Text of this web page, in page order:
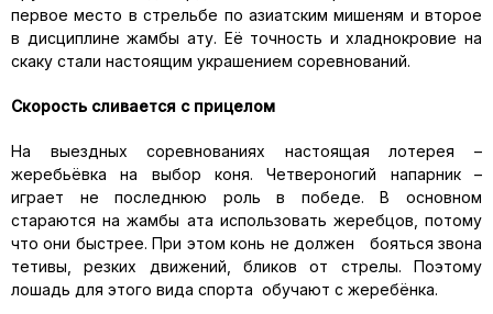
первое место в стрельбе по азиатским мишеням и второе
в дисциплинежамбы ату. Её точность и хладнокровие на
скаку стали настоящим украшением соревнований.
Скорость сливается с прицелом
На выездных соревнованиях настоящая лотерея –
жеребьёвка на выбор коня. Четвероногий напарник –
играет не последнюю роль в победе. В основном
стараются нажамбы ата использовать жеребцов, потому
что они быстрее.При этом конь не должен бояться звона
тетивы, резких движений, бликов от стрелы. Поэтому
лошадь для этого вида спорта обучают с жеребёнка.